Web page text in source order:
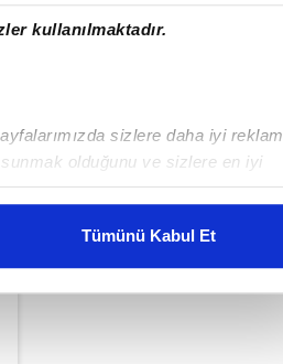
kullanılmaktadır.
sizlere daha iyi reklam
olduğunu ve sizlere en iyi
maliyetlerimizi karşılamak
reklamlar gösterilmeyecektir."
hizmetlerinin sunulması
Tümünü Kabul Et